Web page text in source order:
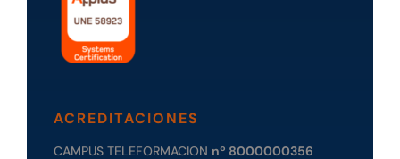
ACREDITACIONES
CAMPUS TELEFORMACION nº 8000000356